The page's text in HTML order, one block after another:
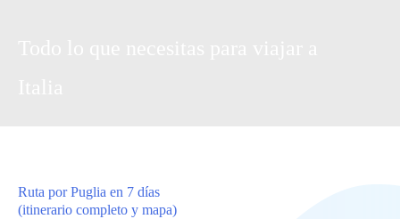
Ruta por Puglia en 7 días
(itinerario completo y mapa)